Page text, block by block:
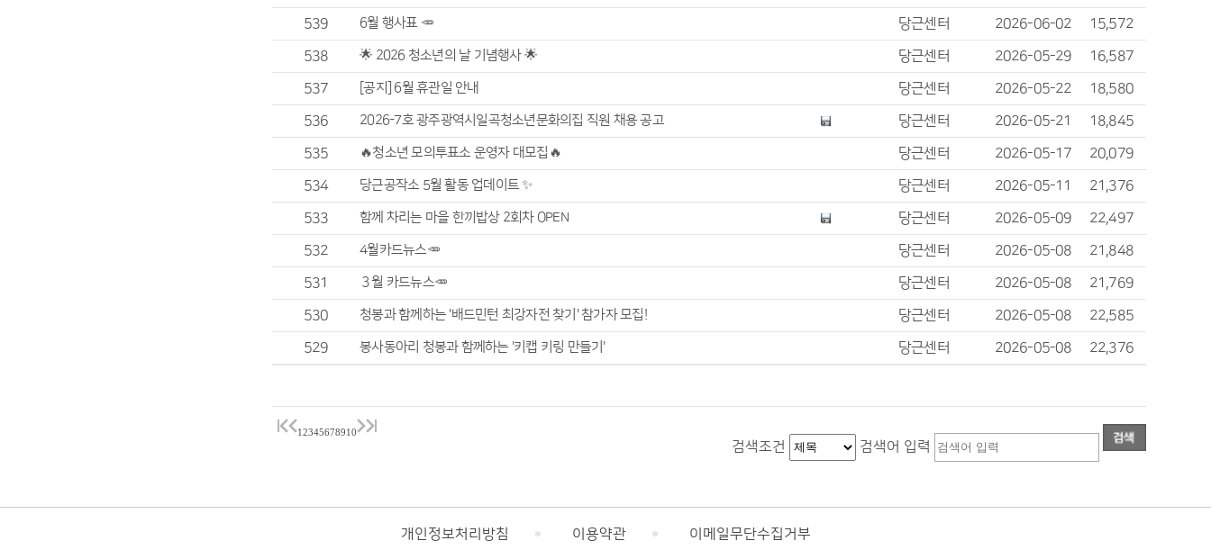
539
6월 행사표 🥕 당근센터 2026-06-02
15,572
538
🌟 2026 청소년의 날 기념행사 🌟 당근센터 2026-05-29
16,587
537
[공지] 6월 휴관일 안내 당근센터 2026-05-22
18,580
536
2026-7호 광주광역시일곡청소년문화의집 직원 채용 공고 당근센터 2026-05-21
18,845
535
🔥청소년 모의투표소 운영자 대모집🔥 당근센터 2026-05-17
20,079
534
당근공작소 5월 활동 업데이트 ✨ 당근센터 2026-05-11
21,376
533
함께 차리는 마을 한끼밥상 2회차 OPEN 당근센터 2026-05-09
22,497
532
4월카드뉴스🥕 당근센터 2026-05-08
21,848
531
３월 카드뉴스🥕 당근센터 2026-05-08
21,769
530
청봉과 함께하는 '배드민턴 최강자전 찾기' 참가자 모집! 당근센터 2026-05-08
22,585
529
봉사동아리 청봉과 함께하는 '키캡 키링 만들기' 당근센터 2026-05-08 22,376
12345678910
검색조건 검색어 입력
개인정보처리방침 이용약관 이메일무단수집거부